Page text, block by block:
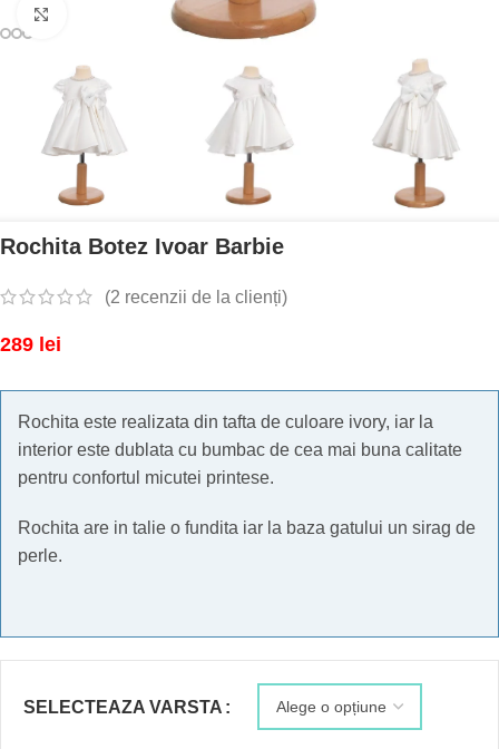
Mărește imaginea
Rochita Botez Ivoar Barbie
(2 recenzii de la clienți)
289 lei
Rochita este realizata din tafta de culoare ivory, iar la
interior este dublata cu bumbac de cea mai buna calitate
pentru confortul micutei printese.
Rochita are in talie o fundita iar la baza gatului un sirag de
perle.
SELECTEAZA VARSTA